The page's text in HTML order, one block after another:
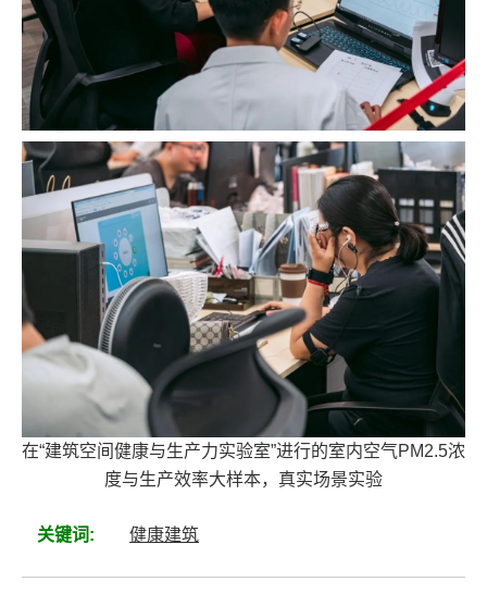
在“建筑空间健康与生产力实验室”进行的室内空气PM2.5浓
度与生产效率大样本，真实场景实验
关键词: 健康建筑